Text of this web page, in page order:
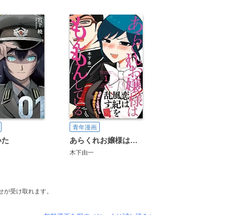
青年漫画
あらくれお嬢様はもんもんしている
木下由一
受け取れます。